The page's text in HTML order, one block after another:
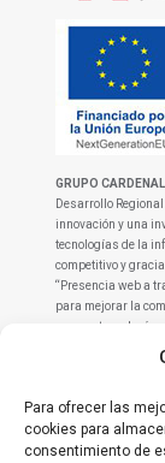
Para ofrecer las
cookies para
consentimiento de
GRUPO
Desarrollo
innovación y una
tecnologías de la
competitivo y
“Presencia web a
para mejorar la
nuevas
Cámara de
Una manera de